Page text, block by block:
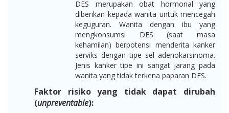
DES merupakan obat hormonal yang
diberikan kepada wanita untuk mencegah
keguguran. Wanita dengan ibu yang
mengkonsumsi DES (saat masa
kehamilan) berpotensi menderita kanker
serviks dengan tipe sel adenokarsinoma.
Jenis kanker tipe ini sangat jarang pada
wanita yang tidak terkena paparan DES.
Faktor risiko yang tidak dapat dirubah
(unpreventable):